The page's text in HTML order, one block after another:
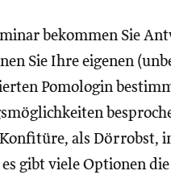
bekommen Sie
Sie Ihre eigenen
Pomologin
als Dörrobst,
gibt viele Optionen